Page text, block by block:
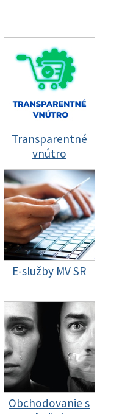
Transparentné
vnútro
E-služby MV SR
Obchodovanie s